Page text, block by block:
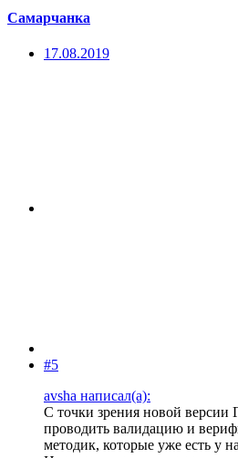
Самарчанка
17.08.2019
#5
avsha написал(а):
С точки зрения новой
проводить валидацию и
методик, которые уже есть у